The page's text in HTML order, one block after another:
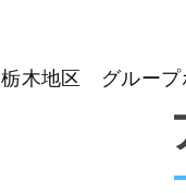
栃木地区 グループ